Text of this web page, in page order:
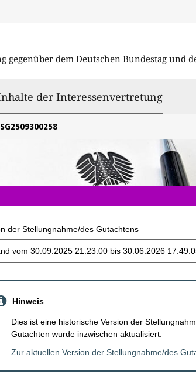
gegenüber dem Deutschen Bundestag und
der Interessenvertretung
der Stellungnahme/des Gutachtens
Hinweis
Dies ist eine historische Version der
Gutachten wurde inzwischen aktualisiert.
Zur aktuellen Version der Stellungnahme/des